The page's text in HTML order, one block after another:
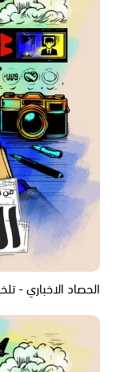
الحصاد الاخباري -